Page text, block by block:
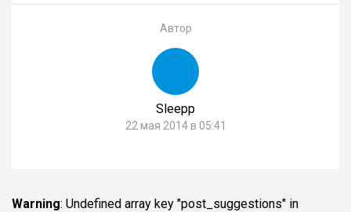
Автор
Sleepp
22 мая 2014 в 05:41
Warning: Undefined array key "post_suggestions" in